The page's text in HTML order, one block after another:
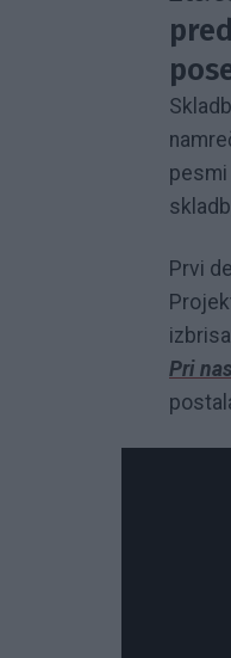
pesmi
Prvi
Pri